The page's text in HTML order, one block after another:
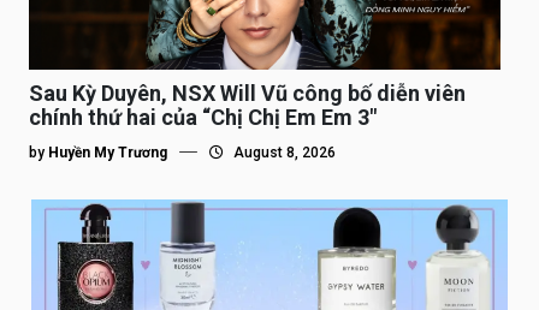
Sau Kỳ Duyên, NSX Will Vũ công bố diễn viên
chính thứ hai của “Chị Chị Em Em 3″
by Huyền My Trương August 8, 2026